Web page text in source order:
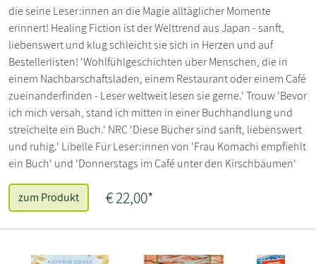
die seine Leser:innen an die Magie alltäglicher Momente
erinnert! Healing Fiction ist der Welttrend aus Japan - sanft,
liebenswert und klug schleicht sie sich in Herzen und auf
Bestellerlisten! 'Wohlfühlgeschichten über Menschen, die in
einem Nachbarschaftsladen, einem Restaurant oder einem Café
zueinanderfinden - Leser weltweit lesen sie gerne.' Trouw 'Bevor
ich mich versah, stand ich mitten in einer Buchhandlung und
streichelte ein Buch.' NRC 'Diese Bücher sind sanft, liebenswert
und ruhig.' Libelle Für Leser:innen von 'Frau Komachi empfiehlt
ein Buch' und 'Donnerstags im Café unter den Kirschbäumen'
zum Produkt € 22,00*